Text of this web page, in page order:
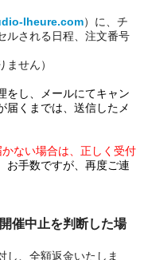
lheure.com）に、チ
ルされる日程、注文番号
ません）
をし、メールにてキャン
届くまでは、送信したメ
ない場合は、正しく受付
お手数ですが、再度ご連
催中止を判断した場
し、全額返金いたしま